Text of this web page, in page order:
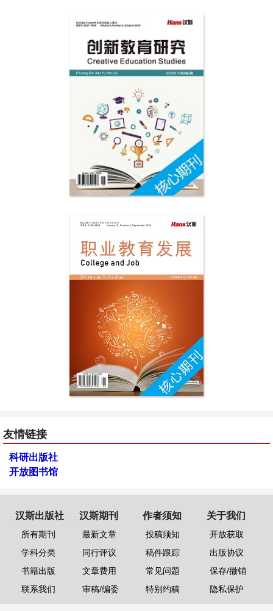
友情链接
科研出版社
开放图书馆
汉斯出版社
所有期刊
学科分类
书籍出版
联系我们
汉斯期刊
最新文章
同行评议
文章费用
审稿/编委
作者须知
投稿须知
稿件跟踪
常见问题
特别约稿
关于我们
开放获取
出版协议
保存/撤销
隐私保护